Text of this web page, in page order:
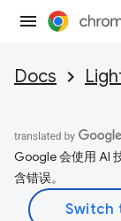
Docs
Google 会使用 AI
含错误。